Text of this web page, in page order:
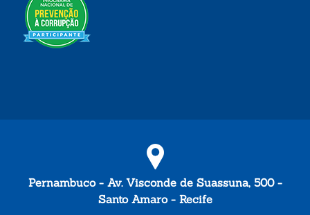
Pernambuco - Av. Visconde de Suassuna, 500 -
Santo Amaro - Recife